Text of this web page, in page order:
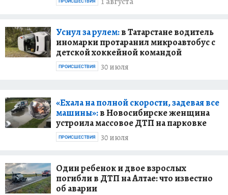
Уснул за рулем:в Татарстане водитель
иномарки протаранил микроавтобус с
детской хоккейной командой
30 июля
ПРОИСШЕСТВИЯ
«Ехала на полной скорости, задевая все
машины»:в Новосибирске женщина
устроила массовое ДТП на парковке
30 июля
ПРОИСШЕСТВИЯ
Один ребенок и двое взрослых
погибли в ДТП на Алтае: что известно
об аварии